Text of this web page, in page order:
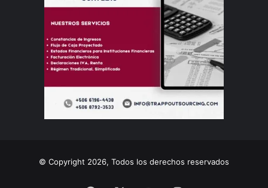
© Copyright 2026, Todos los derechos reservados